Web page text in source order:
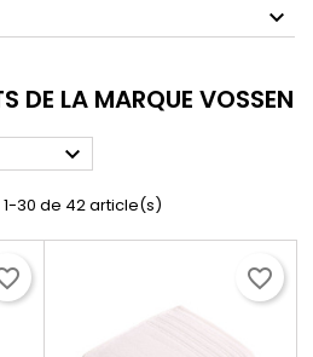
DE LA MARQUE VOSSEN

30 de 42 article(s)
favorite_border